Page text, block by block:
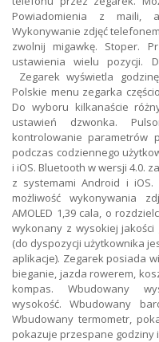
Powiadomienia z maili,
Wykonywanie zdjęć
zwolnij migawkę. Stoper.
ustawienia wielu pozycji.
Zegarek wyświetla
Polskie menu zegarka
Do wyboru kilkanaście
ustawień dzwonka.
kontrolowanie parametrów
podczas codziennego
i iOS. Bluetooth w wersji 4.0.
z systemami Android i
możliwość wykonywania
AMOLED 1,39 cala, o
wykonany z wysokiej jakości
(do dyspozycji użytkownika
aplikacje). Zegarek posiada
bieganie, jazda rowerem,
kompas. Wbudowany
wysokość. Wbudowany
Wbudowany termometr,
pokazuje przespane godziny